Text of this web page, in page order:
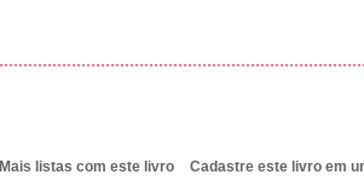
Mais listas com este livro Cadastre este livro em